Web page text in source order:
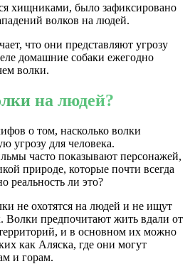
хищниками, было зафиксировано
волков на людей.
что они представляют угрозу
домашние собаки ежегодно
волки.
на людей?
о том, насколько волки
угрозу для человека.
часто показывают персонажей,
природе, которые почти всегда
реальность ли это?
не охотятся на людей и не ищут
Волки предпочитают жить вдали от
и в основном их можно
как Аляска, где они могут
и горам.